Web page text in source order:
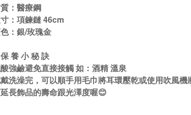
：醫療鋼
：項鍊鏈 46cm
：銀/玫瑰金
養 小 秘 訣
強鹼避免直接接觸 如：酒精 溫泉
洗澡完，可以順手用毛巾將耳環壓乾或使用吹風機
長飾品的壽命跟光澤度喔😊